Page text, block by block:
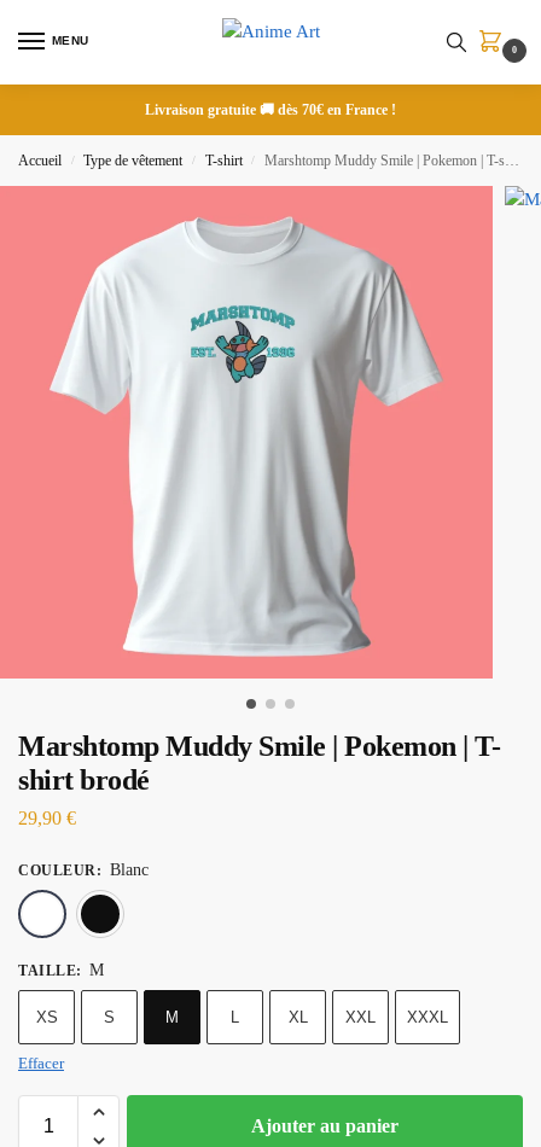
MENU
0
Livraison gratuite 🚚 dès 70€ en France !
Accueil / Type de vêtement / T-shirt / Marshtomp Muddy Smile | Pokemon | T-shirt brodé
Marshtomp Muddy Smile | Pokemon | T-
shirt brodé
29,90 €
COULEUR : Blanc
TAILLE: M
XS S M L XL XXL XXXL
Effacer
Ajouter au panier